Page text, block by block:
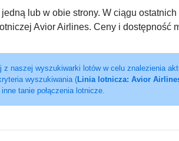
lub w obie strony. W ciągu
Avior Airlines. Ceny i dostępność
z naszej wyszukiwarki lotów w celu znalezienia
wyszukiwania (Linia lotnicza: Avior
tanie połączenia lotnicze.